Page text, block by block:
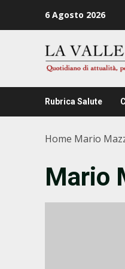
6 Agosto 2026
Rubrica Salute
Home Mario
Mario